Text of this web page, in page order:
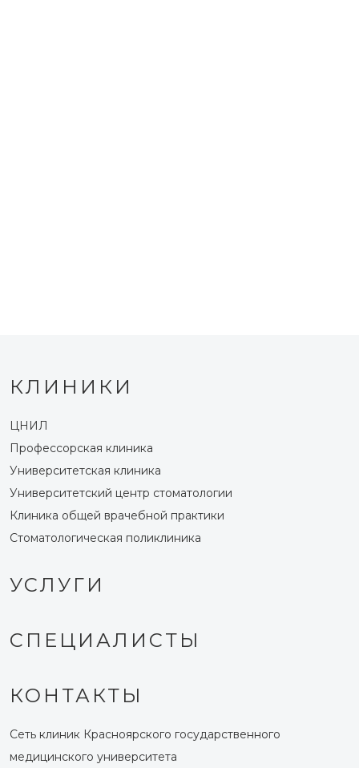
КЛИНИКИ
ЦНИЛ
Профессорская клиника
Университетская клиника
Университетский центр стоматологии
Клиника общей врачебной практики
Стоматологическая поликлиника
УСЛУГИ
СПЕЦИАЛИСТЫ
КОНТАКТЫ
Сеть клиник Красноярского государственного
медицинского университета